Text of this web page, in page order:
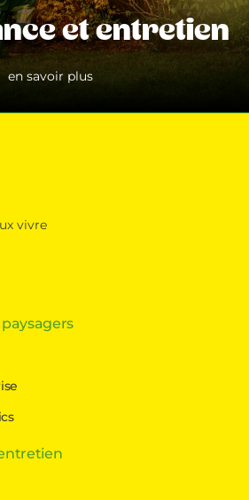
et entretien
en savoir plus
vivre